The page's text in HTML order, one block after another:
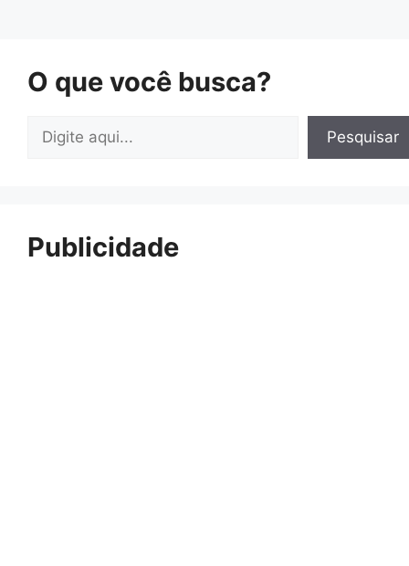
O que você busca?
Pesquisar
Publicidade